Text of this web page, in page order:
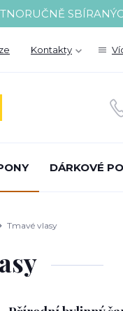
Kontakty
DÁRKOVÉ
Tmavé vlasy